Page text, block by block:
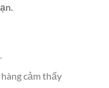
cảm thấy